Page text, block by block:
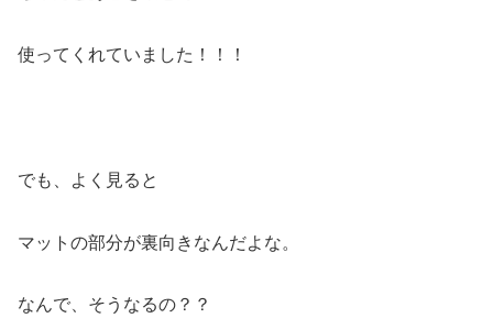
使ってくれていました！！！
でも、よく見ると
マットの部分が裏向きなんだよな。
なんで、そうなるの？？